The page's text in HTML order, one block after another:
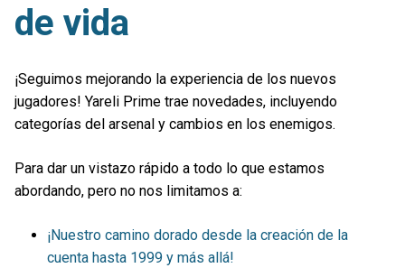
de vida
¡Seguimos mejorando la experiencia de los nuevos
jugadores! Yareli Prime trae novedades, incluyendo
categorías del arsenal y cambios en los enemigos.
Para dar un vistazo rápido a todo lo que estamos
abordando, pero no nos limitamos a:
¡Nuestro camino dorado desde la creación de la
cuenta hasta 1999 y más allá!